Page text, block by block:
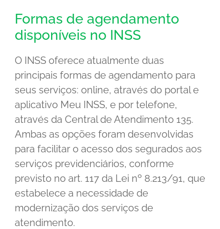
Formas de agendamento
disponíveis no INSS
O INSS oferece atualmente duas
principais formas de agendamento para
seus serviços: online, através do portal e
aplicativo Meu INSS, e por telefone,
através da Central de Atendimento 135.
Ambas as opções foram desenvolvidas
para facilitar o acesso dos segurados aos
serviços previdenciários, conforme
previsto no art. 117 da Lei nº 8.213/91, que
estabelece a necessidade de
modernização dos serviços de
atendimento.